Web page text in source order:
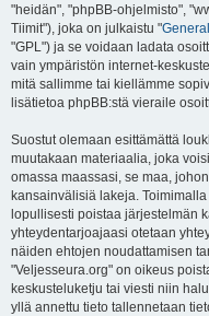
"heidän", "phpBB-ohjelmisto",
Tiimit"), joka on julkaistu "
"GPL") ja se voidaan ladata
vain ympäristön internet-
mitä sallimme tai kiellämme
lisätietoa phpBB:stä vieraile
Suostut olemaan esittämättä
muutakaan materiaalia, joka
omassa maassasi, se maa,
kansainvälisiä lakeja.
lopullisesti poistaa järjestelmän
yhteydentarjoajaasi otetaan
näiden ehtojen noudattamisen
"Veljesseura.org" on oikeus
keskusteluketju tai viesti niin
yllä annettu tieto tallennetaan